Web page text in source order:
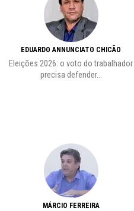
EDUARDO ANNUNCIATO CHICÃO
Eleições 2026: o voto do trabalhador
precisa defender...
MÁRCIO FERREIRA